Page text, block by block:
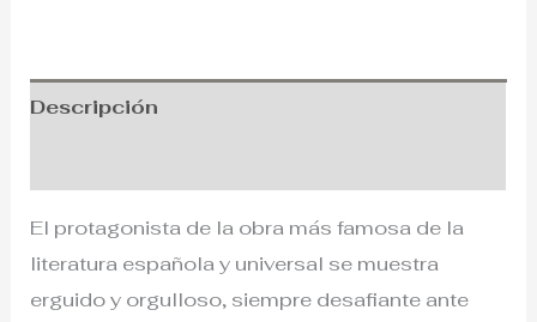
Descripción
El protagonista de la obra más famosa de la
literatura española y universal se muestra
erguido y orgulloso, siempre desafiante ante